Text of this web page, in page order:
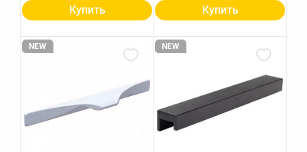
Купить Купить
NEW NEW